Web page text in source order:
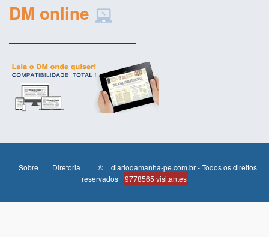
DM online
Sobre Diretoria | ®
diariodamanha-pe.com.br - Todos os direitos
reservados | 9778565 visitantes